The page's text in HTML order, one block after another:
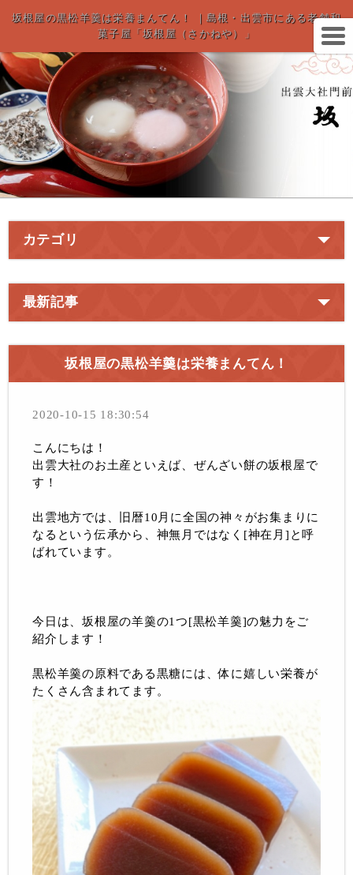
坂根屋の黒松羊羹は栄養まんてん！ ｜島根・出雲市にある老舗和
菓子屋「坂根屋（さかねや）」
カテゴリ
最新記事
坂根屋の黒松羊羹は栄養まんてん！
2020-10-15 18:30:54
こんにちは！
出雲大社のお土産といえば、ぜんざい餅の坂根屋で
す！
出雲地方では、旧暦10月に全国の神々がお集まりに
なるという伝承から、神無月ではなく[神在月]と呼
ばれています。
今日は、坂根屋の羊羹の1つ[黒松羊羹]の魅力をご
紹介します！
黒松羊羹の原料である黒糖には、体に嬉しい栄養が
たくさん含まれてます。